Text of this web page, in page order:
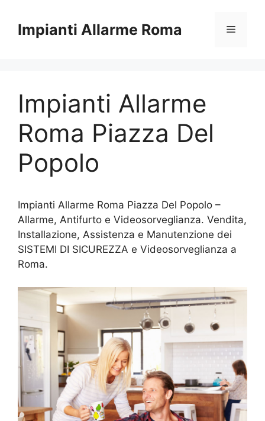
contenuto
Impianti Allarme Roma Menu
Impianti Allarme
Roma Piazza Del
Popolo
Impianti Allarme Roma Piazza Del Popolo –
Allarme, Antifurto e Videosorveglianza. Vendita,
Installazione, Assistenza e Manutenzione dei
SISTEMI DI SICUREZZA e Videosorveglianza a
Roma.